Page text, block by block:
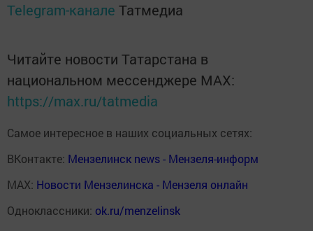
Telegram-канале Татмедиа
Читайте новости Татарстана в
национальном мессенджере MАХ:
https://max.ru/tatmedia
Самое интересное в наших социальных сетях:
ВКонтакте: Мензелинск news - Мензеля-информ
MAX: Новости Мензелинска - Мензеля онлайн
Одноклассники: ok.ru/menzelinsk